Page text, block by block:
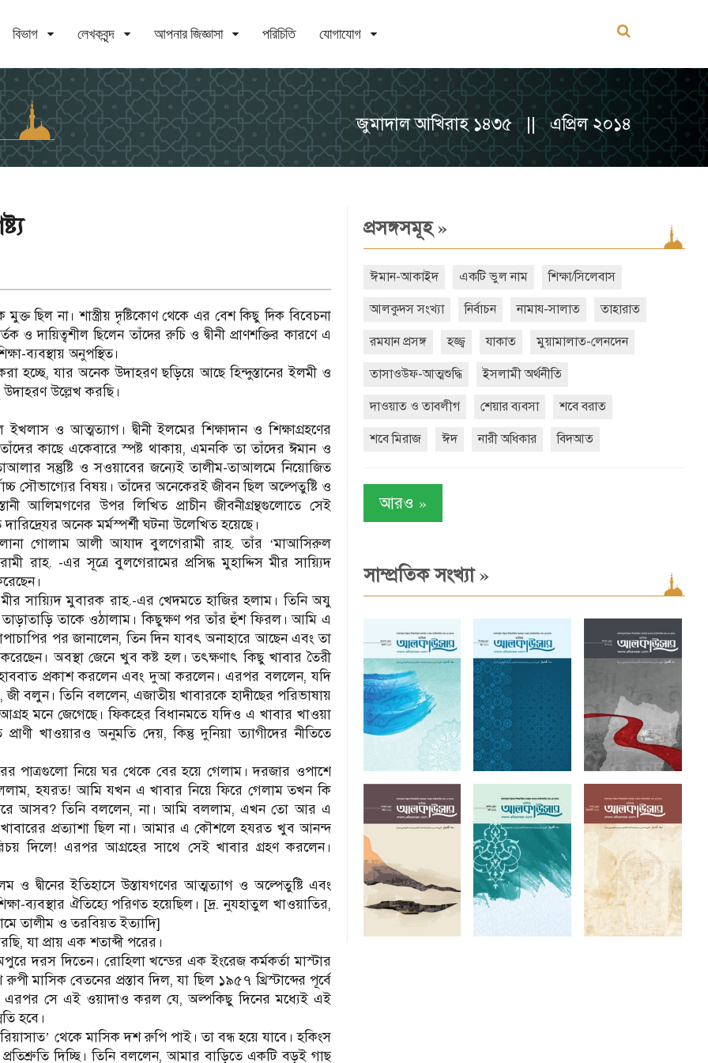
বিভাগ লেখকবৃন্দ আপনার জিজ্ঞাসা পরিচিতি যোগাযোগ
জুমাদাল আখিরাহ ১৪৩৫ || এপ্রিল ২০১৪
ছিল না। শাস্ত্রীয় দৃষ্টিকোণ থেকে এর বেশ কিছু দিক বিবেচনা
ও দায়িত্বশীল ছিলেন তাঁদের রুচি ও দ্বীনী প্রাণশক্তির কারণে এ
ব্যবস্থায় অনুপস্থিত।
হচ্ছে, যার অনেক উদাহরণ ছড়িয়ে আছে হিন্দুস্তানের ইলমী ও
উদাহরণ উল্লেখ করছি।
ও আত্মত্যাগ। দ্বীনী ইলমের শিক্ষাদান ও শিক্ষাগ্রহণের
কাছে একেবারে স্পষ্ট থাকায়, এমনকি তা তাঁদের ঈমান ও
সন্তুষ্টি ও সওয়াবের জন্যেই তালীম-তাআলমে নিয়োজিত
সৌভাগ্যের বিষয়। তাঁদের অনেকেরই জীবন ছিল অল্পেতুষ্টি ও
আলিমগণের উপর লিখিত প্রাচীন জীবনীগ্রন্থগুলোতে সেই
অনেক মর্মস্পর্শী ঘটনা উলেখিত হয়েছে।
গোলাম আলী আযাদ বুলগেরামী রাহ. তাঁর ‘মাআসিরুল
রাহ. -এর সূত্রে বুলগেরামের প্রসিদ্ধ মুহাদ্দিস মীর সায়্যিদ
সায়্যিদ মুবারক রাহ.-এর খেদমতে হাজির হলাম। তিনি অযু
তাকে ওঠালাম। কিছুক্ষণ পর তাঁর হুঁশ ফিরল। আমি এ
পর জানালেন, তিন দিন যাবৎ অনাহারে আছেন এবং তা
অবস্থা জেনে খুব কষ্ট হল। তৎক্ষণাৎ কিছু খাবার তৈরী
প্রকাশ করলেন এবং দুআ করলেন। এরপর বললেন, যদি
বলুন। তিনি বললেন, এজাতীয় খাবারকে হাদীছের পরিভাষায়
মনে জেগেছে। ফিকহের বিধানমতে যদিও এ খাবার খাওয়া
খাওয়ারও অনুমতি দেয়, কিন্তু দুনিয়া ত্যাগীদের নীতিতে
পাত্রগুলো নিয়ে ঘর থেকে বের হয়ে গেলাম। দরজার ওপাশে
হযরত! আমি যখন এ খাবার নিয়ে ফিরে গেলাম তখন কি
আসব? তিনি বললেন, না। আমি বললাম, এখন তো আর এ
প্রত্যাশা ছিল না। আমার এ কৌশলে হযরত খুব আনন্দ
দিলে! এরপর আগ্রহের সাথে সেই খাবার গ্রহণ করলেন।
দ্বীনের ইতিহাসে উস্তাযগণের আত্মত্যাগ ও অল্পেতুষ্টি এবং
ব্যবস্থার ঐতিহ্যে পরিণত হয়েছিল। [দ্র. নুযহাতুল খাওয়াতির,
তালীম ও তরবিয়ত ইত্যাদি]
যা প্রায় এক শতাব্দী পরের।
দরস দিতেন। রোহিলা খন্ডের এক ইংরেজ কর্মকর্তা মাস্টার
মাসিক বেতনের প্রস্তাব দিল, যা ছিল ১৯৫৭ খ্রিস্টাব্দের পূর্বে
এরপর সে এই ওয়াদাও করল যে, অল্পকিছু দিনের মধ্যেই এই
হবে।
রিয়াসাত’ থেকে মাসিক দশ রুপি পাই। তা বন্ধ হয়ে যাবে। হকিংস
দিচ্ছি। তিনি বললেন, আমার বাড়িতে একটি বড়ই গাছ
প্রসঙ্গসমূহ»
ঈমান-আকাইদ একটি ভুল নাম শিক্ষা/সিলেবাস
আলকুদস সংখ্যা নির্বাচন নামায-সালাত তাহারাত
রমযান প্রসঙ্গ হজ্জ্ব যাকাত মুয়ামালাত-লেনদেন
তাসাওউফ-আত্মশুদ্ধি ইসলামী অর্থনীতি
দাওয়াত ও তাবলীগ শেয়ার ব্যবসা শবে বরাত
শবে মিরাজ ঈদ নারী অধিকার বিদআত
আরও »
সাম্প্রতিক সংখ্যা»